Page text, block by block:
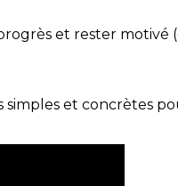
et rester motivé
et concrètes